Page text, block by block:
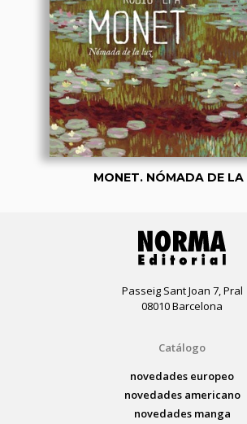
MONET. NÓMADA DE LA
Passeig Sant Joan 7, Pral
08010 Barcelona
Catálogo
novedades europeo
novedades americano
novedades manga